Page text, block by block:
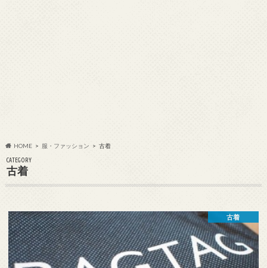
HOME 服・ファッション 古着
CATEGORY
古着
古着